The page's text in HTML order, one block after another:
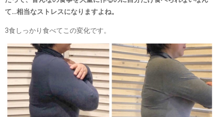
て…相当なストレスになりますよね。
3食しっかり食べてこの変化です。